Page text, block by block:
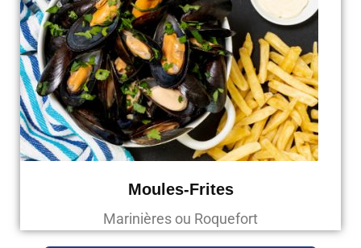
Moules-Frites
Marinières ou Roquefort